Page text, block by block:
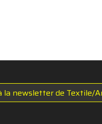
la newsletter de Textile/